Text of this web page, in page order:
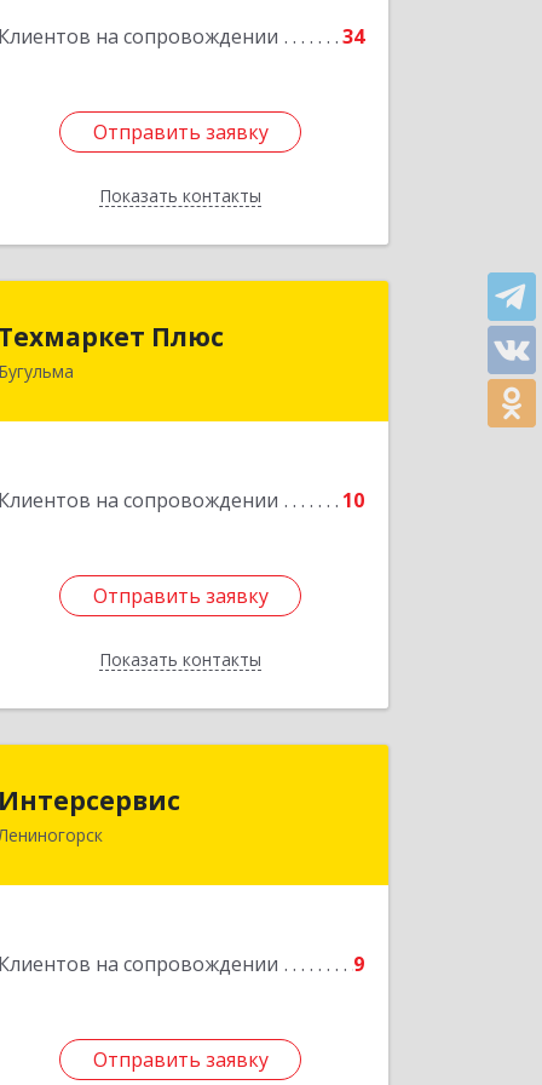
Клиентов на сопровождении 34
Отправить заявку
Показать контакты
Отправить заявку
Назад
Техмаркет Плюс
Бугульма
Клиентов на сопровождении 10
Отправить заявку
Показать контакты
423231, РТ, Бугульма, ул.Белинского,
Отправить заявку
Назад
Интерсервис
Лениногорск
Клиентов на сопровождении 9
Отправить заявку
423250, Татарстан Респ, Лениногорск
Отправить заявку